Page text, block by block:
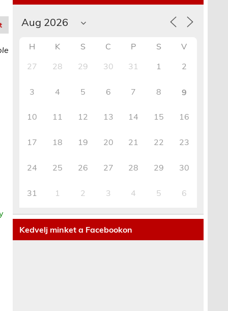
H K S C P S
V
27
28 29 30 31 1 2
3 4 5 6 7 8 9
10 11 12 13 14 15 16
17 18 19 20 21 22 23
24 25 26 27 28 29 30
31 1 2 3 4 5 6
Kedvelj minket a Facebookon